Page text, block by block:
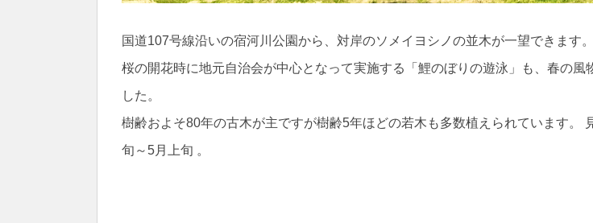
国道107号線沿いの宿河川公園から、対岸のソメイヨシノの並木が一望できます。
桜の開花時に地元自治会が中心となって実施する「鯉のぼりの遊泳」も、春の風
した。
樹齢およそ80年の古木が主ですが樹齢5年ほどの若木も多数植えられています。
旬～5月上旬 。